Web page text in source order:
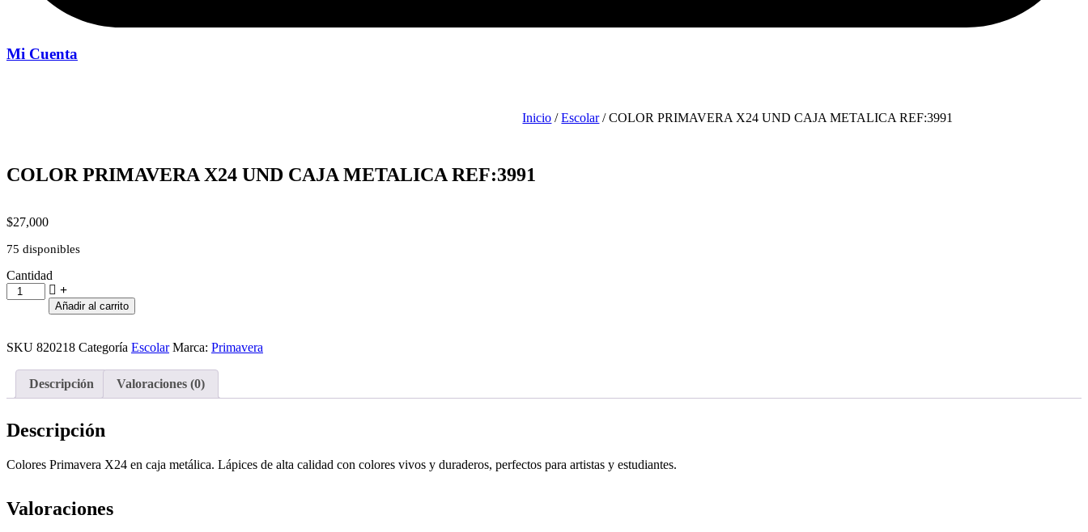
Mi Cuenta
Inicio /Escolar/ COLOR PRIMAVERA X24 UND CAJA METALICA REF:3991
COLOR PRIMAVERA X24 UND CAJA METALICA REF:3991
$27,000
75 disponibles
Cantidad
COLOR
PRIMAVERA
CAJA
REF:3991
cantidad
Añadir al carrito
SKU 820218 Categoría Escolar Marca: Primavera
Descripción Valoraciones (0)
Descripción
Colores Primavera X24 en caja metálica. Lápices de alta calidad con colores vivos y duraderos, perfectos para artistas y estudiantes.
Valoraciones